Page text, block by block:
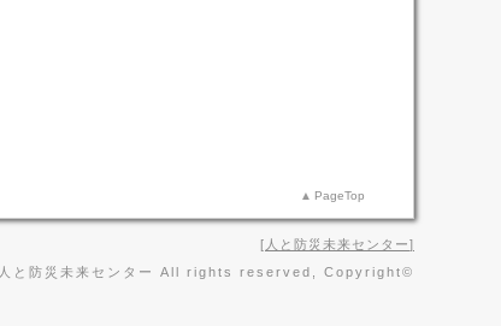
PageTop
人と防災未来センター
人と防災未来センター All rights reserved, Copyright©